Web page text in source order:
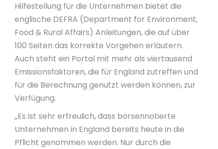
Hilfestellung für die Unternehmen bietet die
englische DEFRA (Department for Environment,
Food & Rural Affairs) Anleitungen, die auf über
100 Seiten das korrekte Vorgehen erläutern.
Auch steht ein Portal mit mehr als viertausend
Emissionsfaktoren, die für England zutreffen und
für die Berechnung genutzt werden können, zur
Verfügung.
„Es ist sehr erfreulich, dass börsennotierte
Unternehmen in England bereits heute in die
Pflicht genommen werden. Nur durch die